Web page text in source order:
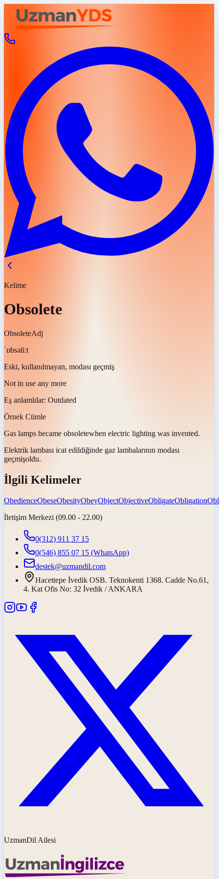
Kelime
Obsolete
ObsoleteAdj
ˈɒbsəliːt
Eski, kullanılmayan, modası geçmiş
Not in use any more
Eş anlamlılar: Outdated
Örnek Cümle
Gas lamps became obsoletewhen electric lighting was invented.
Elektrik lambası icat edildiğinde gaz lambalarının modası
geçmişoldu.
İlgili Kelimeler
ObedienceObeseObesityObeyObjectObjectiveObligateObligation
İletişim Merkezi (09.00 - 22.00)
0(312) 911 37 15
0(546) 855 07 15 (WhatsApp)
destek@uzmandil.com
Hacettepe İvedik OSB. Teknokenti 1368. Cadde No.61,
4. Kat Ofis No: 32 İvedik / ANKARA
UzmanDil Ailesi